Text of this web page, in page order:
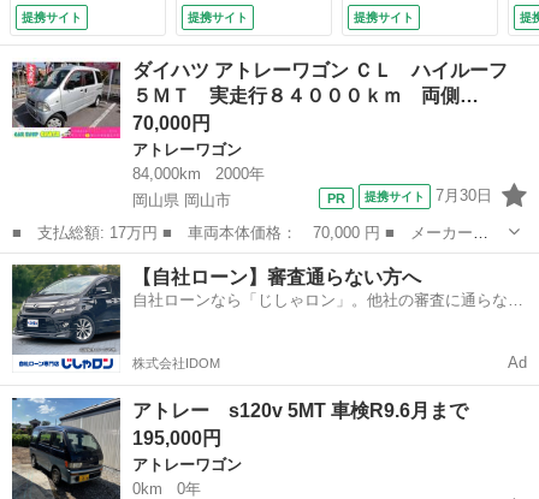
提携サイト
ＩＤ／記録簿付
（検8.11）
提携サイト 提携サイト 提
ダイハツ アトレーワゴン ＣＬ ハイルーフ
５ＭＴ 実走行８４０００ｋｍ 両側…
70,000円
アトレーワゴン
84,000km
2000年
岡山県 岡山市
提携サイト 7月30日
■ 支払総額: 17万円 ■ 車両本体価格： 70,000 円 ■ メーカー
名： ダイハツ ■ 車種名： アトレーワゴン ■ グレード名： Ｃ
Ｌ ハイルーフ ５ＭＴ 実走行８４０００ｋｍ 両側スライドド
ア 令和３年タイミン...
岡山 岡山市 アトレーワゴン タイミングベルト
【自社ローン】審査通らない方へ
自社ローンなら「じしゃロン」。他社の審査に通らなか
株式会社IDOM Ad
アトレー s120v 5MT 車検R9.6月まで
195,000円
アトレーワゴン
0km
0年